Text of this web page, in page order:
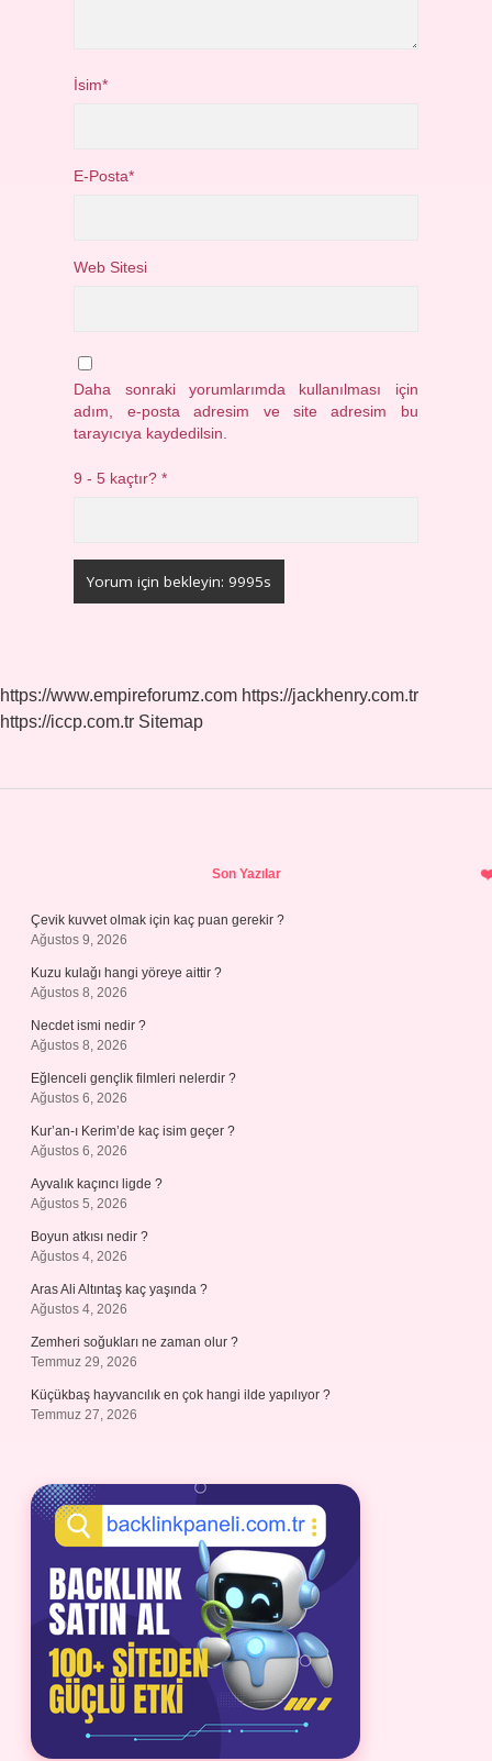
İsim*
E-Posta*
Web Sitesi
Daha sonraki yorumlarımda kullanılması için
adım, e-posta adresim ve site adresim bu
tarayıcıya kaydedilsin.
9 - 5 kaçtır?*
https://www.empireforumz.com https://jackhenry.com.tr
https://iccp.com.tr Sitemap
Son Yazılar
Çevik kuvvet olmak için kaç puan gerekir ?
Ağustos 9, 2026
Kuzu kulağı hangi yöreye aittir ?
Ağustos 8, 2026
Necdet ismi nedir ?
Ağustos 8, 2026
Eğlenceli gençlik filmleri nelerdir ?
Ağustos 6, 2026
Kur’an-ı Kerim’de kaç isim geçer ?
Ağustos 6, 2026
Ayvalık kaçıncı ligde ?
Ağustos 5, 2026
Boyun atkısı nedir ?
Ağustos 4, 2026
Aras Ali Altıntaş kaç yaşında ?
Ağustos 4, 2026
Zemheri soğukları ne zaman olur ?
Temmuz 29, 2026
Küçükbaş hayvancılık en çok hangi ilde yapılıyor ?
Temmuz 27, 2026